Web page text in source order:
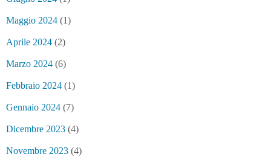
Maggio 2024 (1)
Aprile 2024 (2)
Marzo 2024 (6)
Febbraio 2024 (1)
Gennaio 2024 (7)
Dicembre 2023 (4)
Novembre 2023 (4)